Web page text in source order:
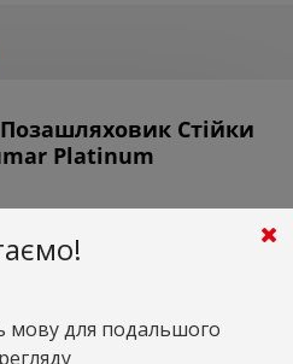
Позашляховик Стійки
Platinum
($23.14)
мову для подальшого